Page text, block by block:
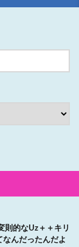
則的なUz＋＋キリ
なんだったんだよ